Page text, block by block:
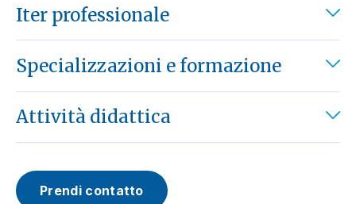
Iter professionale
Specializzazioni e formazione
Attività didattica
Prendi contatto